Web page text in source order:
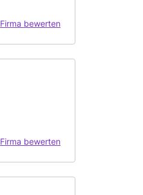
Firma bewerten
Firma bewerten